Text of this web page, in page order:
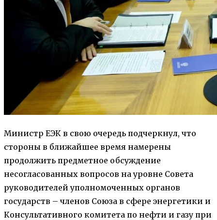
Министр ЕЭК в свою очередь подчеркнул, что
стороны в ближайшее время намерены
продолжить предметное обсуждение
несогласованных вопросов на уровне Совета
руководителей уполномоченных органов
государств – членов Союза в сфере энергетики и
Консультативного комитета по нефти и газу при